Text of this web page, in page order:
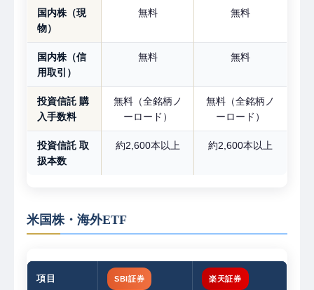
国内株（現
物）
無料 無料
国内株（信
用取引）
無料 無料
投資信託 購
入手数料
無料（全銘柄ノ
ーロード）
無料（全銘柄ノ
ーロード）
投資信託 取
扱本数
約2,600本以上 約2,600本以上
米国株・海外ETF
項目 SBI証券 楽天証券